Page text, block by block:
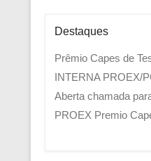
Destaques
Prêmio Capes de
INTERNA PROEX/
Aberta chamada
PROEX Premio